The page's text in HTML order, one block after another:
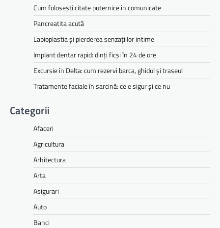
Cum folosești citate puternice în comunicate
Pancreatita acută
Labioplastia și pierderea senzațiilor intime
Implant dentar rapid: dinți ficși în 24 de ore
Excursie în Delta: cum rezervi barca, ghidul și traseul
Tratamente faciale în sarcină: ce e sigur și ce nu
Categorii
Afaceri
Agricultura
Arhitectura
Arta
Asigurari
Auto
Banci